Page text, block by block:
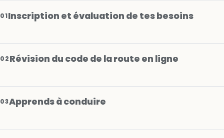
01Inscription et évaluation de tes besoins
02Révision du code de la route en ligne
03Apprends à conduire